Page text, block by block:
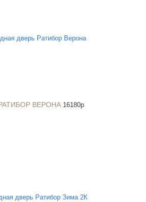
ВЕРОНА 16180p